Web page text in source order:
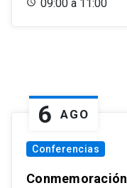
09:00 a 11:00
6 AGO
Conferencias